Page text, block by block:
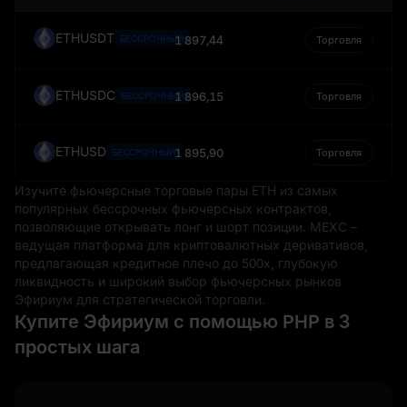
обменного курса, что может влиять на стоимость
сделок и инвестиций.
песо, будучи национальной валютой Филиппин,
Оно служит средством обмена, хранилищем
стоимости и единицей учёта, облегчая
экономической стабильности нации.
ETHUSDT БЕССРОЧНЫЙ1 897,44 Торговля
ETHUSDC БЕССРОЧНЫЙ1 896,15 Торговля
ETHUSD БЕССРОЧНЫЙ1 895,90 Торговля
Изучите фьючерсные торговые пары ETH из самых
популярных бессрочных фьючерсных контрактов,
позволяющие открывать лонг и шорт позиции. MEXC –
ведущая платформа для криптовалютных деривативов,
предлагающая кредитное плечо до 500x, глубокую
ликвидность и широкий выбор фьючерсных рынков
Эфириум для стратегической торговли.
Купите Эфириум с помощью PHP в 3
простых шага